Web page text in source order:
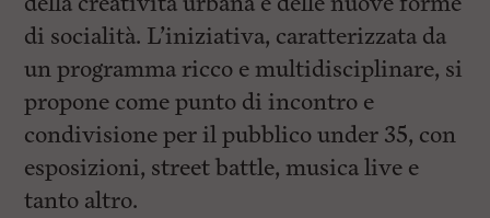
di socialità. L’iniziativa, caratterizzata da
un programma ricco e multidisciplinare, si
propone come punto di incontro e
condivisione per il pubblico under 35, con
esposizioni, street battle, musica live e
tanto altro.